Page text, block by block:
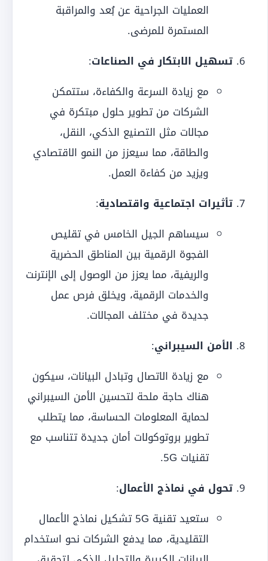
العمليات الجراحية عن بُعد والمراقبة
المستمرة للمرضى.
تسهيل الابتكار في الصناعات:
مع زيادة السرعة والكفاءة، ستتمكن
الشركات من تطوير حلول مبتكرة في
مجالات مثل التصنيع الذكي، النقل،
والطاقة، مما سيعزز من النمو الاقتصادي
ويزيد من كفاءة العمل.
تأثيرات اجتماعية واقتصادية:
سيساهم الجيل الخامس في تقليص
الفجوة الرقمية بين المناطق الحضرية
والريفية، مما يعزز من الوصول إلى الإنترنت
والخدمات الرقمية، ويخلق فرص عمل
جديدة في مختلف المجالات.
الأمن السيبراني:
مع زيادة الاتصال وتبادل البيانات، سيكون
هناك حاجة ملحة لتحسين الأمن السيبراني
لحماية المعلومات الحساسة، مما يتطلب
تطوير بروتوكولات أمان جديدة تتناسب مع
تقنيات 5G.
تحول في نماذج الأعمال:
ستعيد تقنية 5G تشكيل نماذج الأعمال
التقليدية، مما يدفع الشركات نحو استخدام